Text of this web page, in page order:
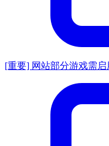
[重要] 网站部分游戏需